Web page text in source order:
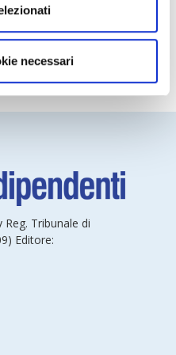
necessari
Tribunale di
Editore: